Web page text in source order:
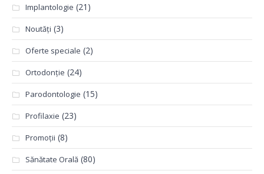
Implantologie (21)
Noutăți (3)
Oferte speciale (2)
Ortodonție (24)
Parodontologie (15)
Profilaxie (23)
Promoții (8)
Sănătate Orală (80)